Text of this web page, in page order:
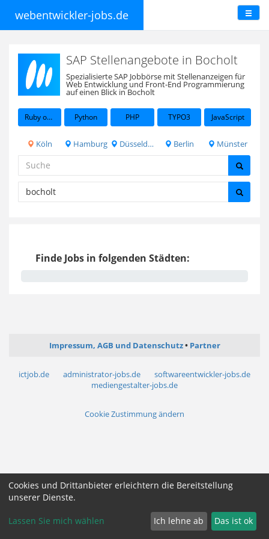
webentwickler-jobs.de
SAP Stellenangebote in Bocholt
Spezialisierte SAP Jobbörse mit Stellenanzeigen für
Web Entwicklung und Front-End Programmierung
auf einen Blick in Bocholt
Ruby on Rails Python PHP TYPO3 JavaScript
Köln Hamburg Düsseldorf Berlin Münster
Finde Jobs in folgenden Städten:
Impressum, AGB und Datenschutz Partner
ictjob.de administrator-jobs.de
softwareentwickler-jobs.de
mediengestalter-jobs.de
Cookie Zustimmung ändern
Cookies und Drittanbieter erleichtern die Bereitstellung
unserer Dienste.
Lassen Sie mich wählen Ich lehne ab Das ist ok